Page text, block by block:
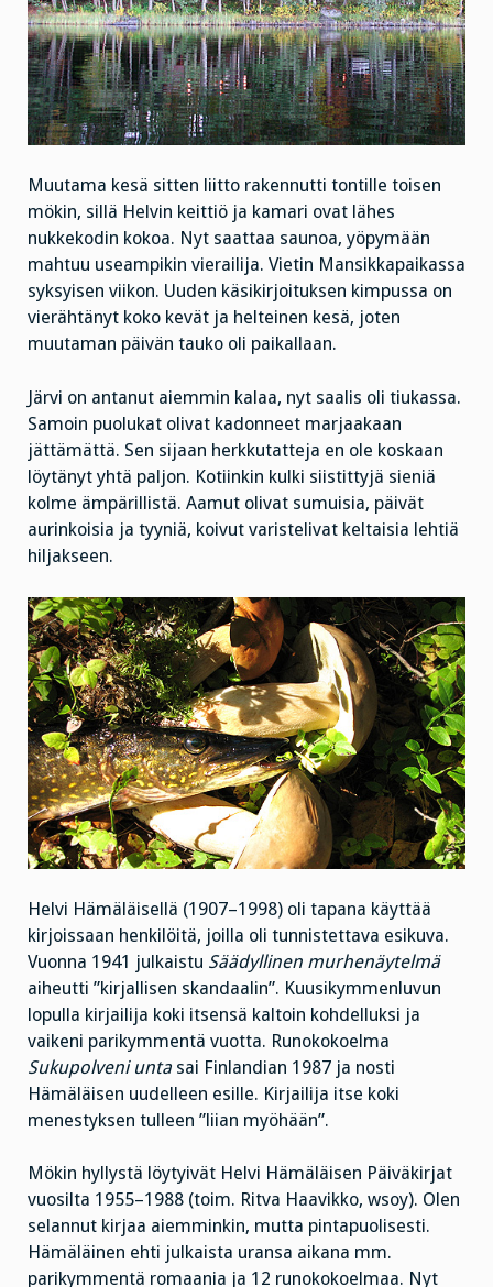
Muutama kesä sitten liitto rakennutti tontille toisen
mökin, sillä Helvin keittiö ja kamari ovat lähes
nukkekodin kokoa. Nyt saattaa saunoa, yöpymään
mahtuu useampikin vierailija. Vietin Mansikkapaikassa
syksyisen viikon. Uuden käsikirjoituksen kimpussa on
vierähtänyt koko kevät ja helteinen kesä, joten
muutaman päivän tauko oli paikallaan.
Järvi on antanut aiemmin kalaa, nyt saalis oli tiukassa.
Samoin puolukat olivat kadonneet marjaakaan
jättämättä. Sen sijaan herkkutatteja en ole koskaan
löytänyt yhtä paljon. Kotiinkin kulki siistittyjä sieniä
kolme ämpärillistä. Aamut olivat sumuisia, päivät
aurinkoisia ja tyyniä, koivut varistelivat keltaisia lehtiä
hiljakseen.
Helvi Hämäläisellä (1907–1998) oli tapana käyttää
kirjoissaan henkilöitä, joilla oli tunnistettava esikuva.
Vuonna 1941 julkaistu Säädyllinen murhenäytelmä
aiheutti ”kirjallisen skandaalin”. Kuusikymmenluvun
lopulla kirjailija koki itsensä kaltoin kohdelluksi ja
vaikeni parikymmentä vuotta. Runokokoelma
Sukupolveni unta sai Finlandian 1987 ja nosti
Hämäläisen uudelleen esille. Kirjailija itse koki
menestyksen tulleen ”liian myöhään”.
Mökin hyllystä löytyivät Helvi Hämäläisen Päiväkirjat
vuosilta 1955–1988 (toim. Ritva Haavikko, wsoy). Olen
selannut kirjaa aiemminkin, mutta pintapuolisesti.
Hämäläinen ehti julkaista uransa aikana mm.
parikymmentä romaania ja 12 runokokoelmaa. Nyt